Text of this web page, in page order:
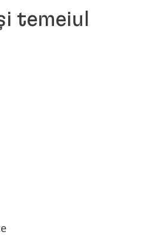
temeiul